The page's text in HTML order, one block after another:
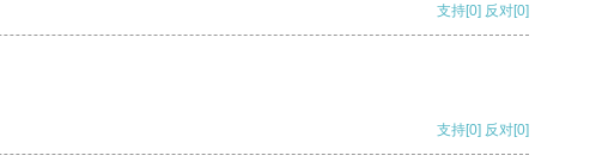
支持[0] 反对[0]
支持[0] 反对[0]